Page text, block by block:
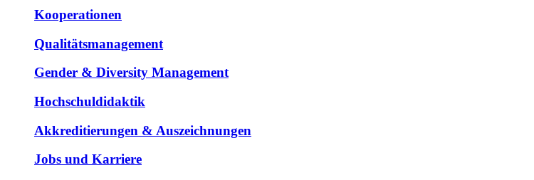
Kooperationen
Qualitätsmanagement
Gender & Diversity Management
Hochschuldidaktik
Akkreditierungen & Auszeichnungen
Jobs und Karriere